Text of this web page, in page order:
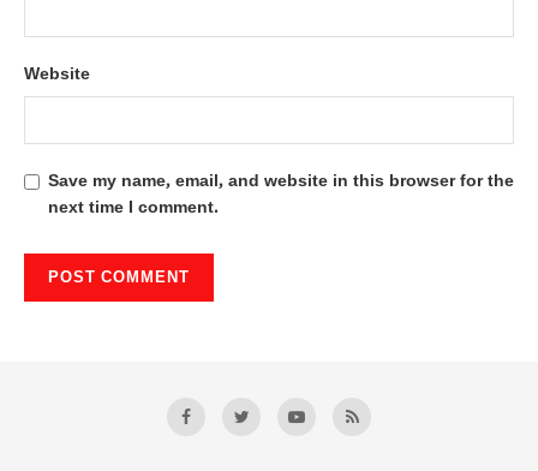
Website
Save my name, email, and website in this browser for the
next time I comment.